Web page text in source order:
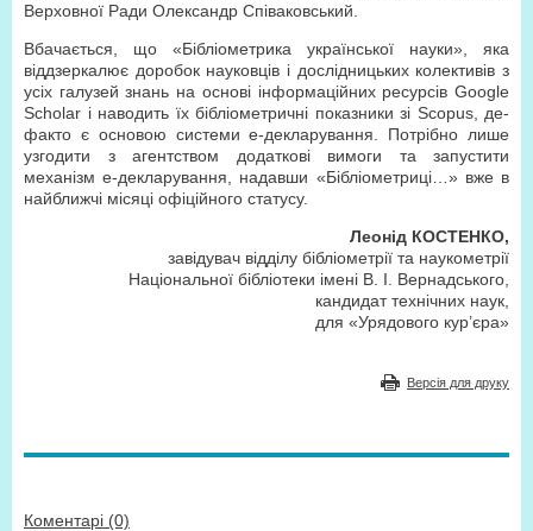
Верховної Ради Олександр Співаковський.
Вбачається, що «Бібліометрика української науки», яка
віддзеркалює доробок науковців і дослідницьких колективів з
усіх галузей знань на основі інформаційних ресурсів Google
Scholar і наводить їх бібліометричні показники зі Scopus, де-
факто є основою системи е-декларування. Потрібно лише
узгодити з агентством додаткові вимоги та запустити
механізм е-декларування, надавши «Бібліометриці…» вже в
найближчі місяці офіційного статусу.
Леонід КОСТЕНКО,
завідувач відділу бібліометрії та наукометрії
Національної бібліотеки імені В. І. Вернадського,
кандидат технічних наук,
для «Урядового кур’єра»
Версія для друку
Коментарі (0)